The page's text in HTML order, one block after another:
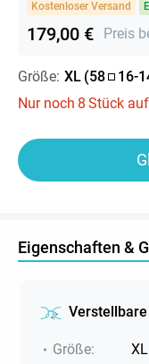
Kostenloser Versand
179,00 € Preis
Größe: XL (58 16-
Nur noch 8 Stück
Eigenschaften &
Größe: XL